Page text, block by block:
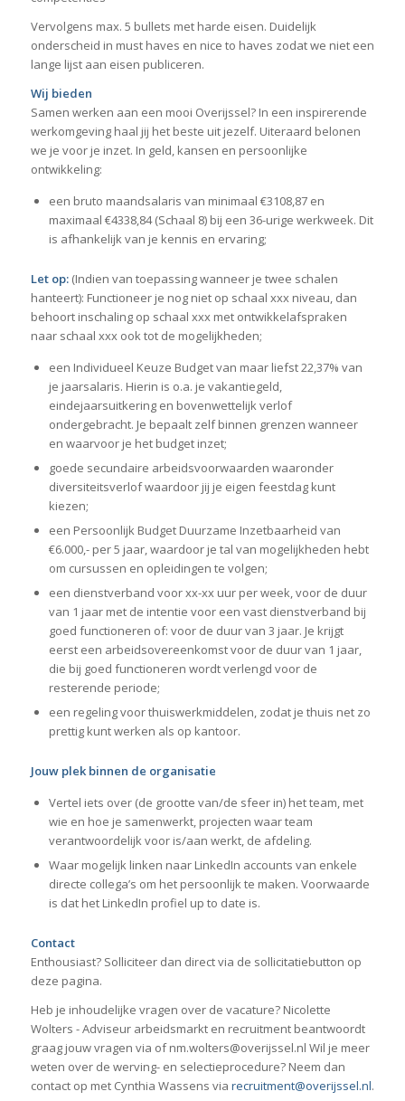
Vervolgens max. 5 bullets met harde eisen. Duidelijk
onderscheid in must haves en nice to haves zodat we niet een
lange lijst aan eisen publiceren.
Wij bieden
Samen werken aan een mooi Overijssel? In een inspirerende
werkomgeving haal jij het beste uit jezelf. Uiteraard belonen
we je voor je inzet. In geld, kansen en persoonlijke
ontwikkeling:
een bruto maandsalaris van minimaal €3108,87 en
maximaal €4338,84 (Schaal 8) bij een 36-urige werkweek. Dit
is afhankelijk van je kennis en ervaring;
Let op:(Indien van toepassing wanneer je twee schalen
hanteert): Functioneer je nog niet op schaal xxx niveau, dan
behoort inschaling op schaal xxx met ontwikkelafspraken
naar schaal xxx ook tot de mogelijkheden;
een Individueel Keuze Budget van maar liefst 22,37% van
je jaarsalaris. Hierin is o.a. je vakantiegeld,
eindejaarsuitkering en bovenwettelijk verlof
ondergebracht. Je bepaalt zelf binnen grenzen wanneer
en waarvoor je het budget inzet;
goede secundaire arbeidsvoorwaarden waaronder
diversiteitsverlof waardoor jij je eigen feestdag kunt
kiezen;
een Persoonlijk Budget Duurzame Inzetbaarheid van
€6.000,- per 5 jaar, waardoor je tal van mogelijkheden hebt
om cursussen en opleidingen te volgen;
een dienstverband voor xx-xx uur per week, voor de duur
van 1 jaar met de intentie voor een vast dienstverband bij
goed functioneren of: voor de duur van 3 jaar. Je krijgt
eerst een arbeidsovereenkomst voor de duur van 1 jaar,
die bij goed functioneren wordt verlengd voor de
resterende periode;
een regeling voor thuiswerkmiddelen, zodat je thuis net zo
prettig kunt werken als op kantoor.
Jouw plek binnen de organisatie
Vertel iets over (de grootte van/de sfeer in) het team, met
wie en hoe je samenwerkt, projecten waar team
verantwoordelijk voor is/aan werkt, de afdeling.
Waar mogelijk linken naar LinkedIn accounts van enkele
directe collega’s om het persoonlijk te maken. Voorwaarde
is dat het LinkedIn profiel up to date is.
Contact
Enthousiast? Solliciteer dan direct via de sollicitatiebutton op
deze pagina.
Heb je inhoudelijke vragen over de vacature? Nicolette
Wolters - Adviseur arbeidsmarkt en recruitment beantwoordt
graag jouw vragen via of nm.wolters@overijssel.nl Wil je meer
weten over de werving- en selectieprocedure? Neem dan
contact op met Cynthia Wassens via recruitment@overijssel.nl.